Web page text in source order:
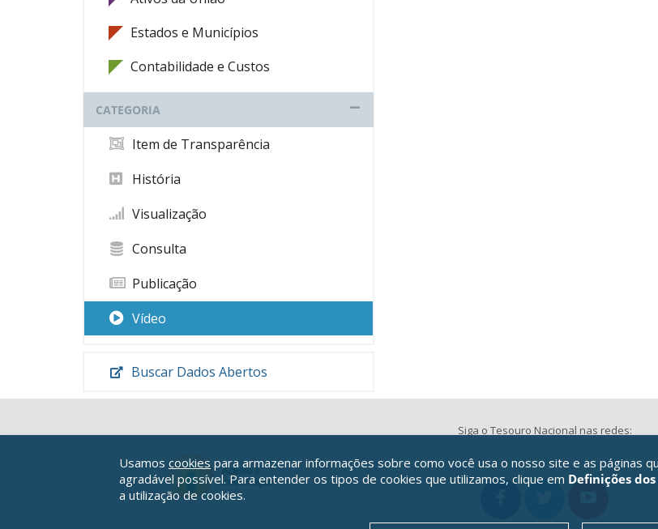
Estados e Municípios
Contabilidade e Custos
CATEGORIA
Item de Transparência
História
Visualização
Consulta
Publicação
Vídeo
Buscar Dados Abertos
Siga o Tesouro Nacional nas redes:
Usamos cookies para armazenar informações sobre como você usa o nosso site e as páginas
agradável possível. Para entender os tipos de cookies que utilizamos, clique em Definições
a utilização de cookies.